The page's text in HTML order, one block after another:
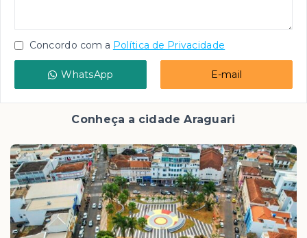
Concordo com a Política de Privacidade
WhatsApp E-mail
Conheça a cidade Araguari